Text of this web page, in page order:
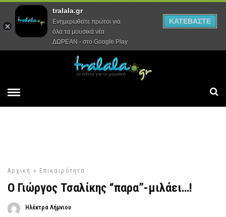
Αρχική Συνεντεύξεις Ρεπορτάζ
Αρχική » Επικαιρότητα
Ο Γιώργος Τσαλίκης “παρα”-μιλάει…!
Ηλέκτρα Λήμνιου
tralala.gr
Ενημερωθείτε πρώτοι για
όλα τα μουσικά νέα
ΔΩΡΕΑΝ - στο Google Play
ΚΑΤΕΒΑΣΤΕ